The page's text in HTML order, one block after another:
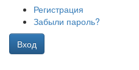
Регистрация
Забыли пароль?
Вход